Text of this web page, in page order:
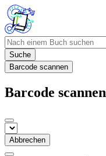
Suche
Barcode scannen
Barcode scannen
Abbrechen